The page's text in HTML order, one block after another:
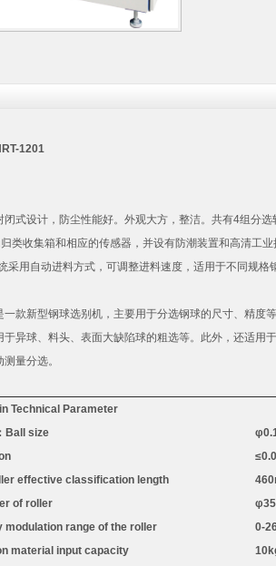
1201
闭式设计，防尘性能好。外观大方，整洁。共有4组分选
类收集箱和相应的传感器，并设有防潮装置和高清工
采用自动进料方式，可调整进料速度，适用于不同规格
一款新型钢球选别机，主要用于分选钢球的尺寸、精度
于异球、料头、表面大缺陷球的粗选等。此外，还适用
量分选。
Technical Parameter
Ball size φ
≤
effective classification length
of roller φ
modulation range of the roller
0-
material input capacity